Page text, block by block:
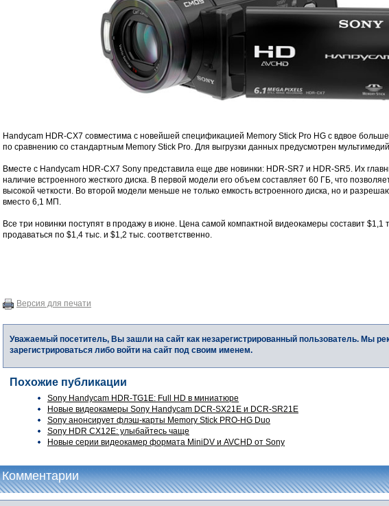
Handycam HDR-CX7 совместима с новейшей спецификацией Memory Stick Pro HG с вдвое
по сравнению со стандартным Memory Stick Pro. Для выгрузки данных предусмотрен
Вместе с Handycam HDR-CX7 Sony представила еще две новинки: HDR-SR7 и HDR-SR5. Их
наличие встроенного жесткого диска. В первой модели его объем составляет 60 ГБ, что
высокой четкости. Во второй модели меньше не только емкость встроенного диска, но и
вместо 6,1 МП.
Все три новинки поступят в продажу в июне. Цена самой компактной видеокамеры составит $1,1
продаваться по $1,4 тыс. и $1,2 тыс. соответственно.
Версия для печати
Уважаемый посетитель, Вы зашли на сайт как незарегистрированный пользователь. Мы
зарегистрироваться либо войти на сайт под своим именем.
Похожие публикации
Sony Handycam HDR-TG1E: Full HD в миниатюре
Новые видеокамеры Sony Handycam DCR-SX21E и DCR-SR21E
Sony анонсирует флэш-карты Memory Stick PRO-HG Duo
Sony HDR CX12E: улыбайтесь чаще
Новые серии видеокамер формата MiniDV и AVCHD от Sony
Комментарии